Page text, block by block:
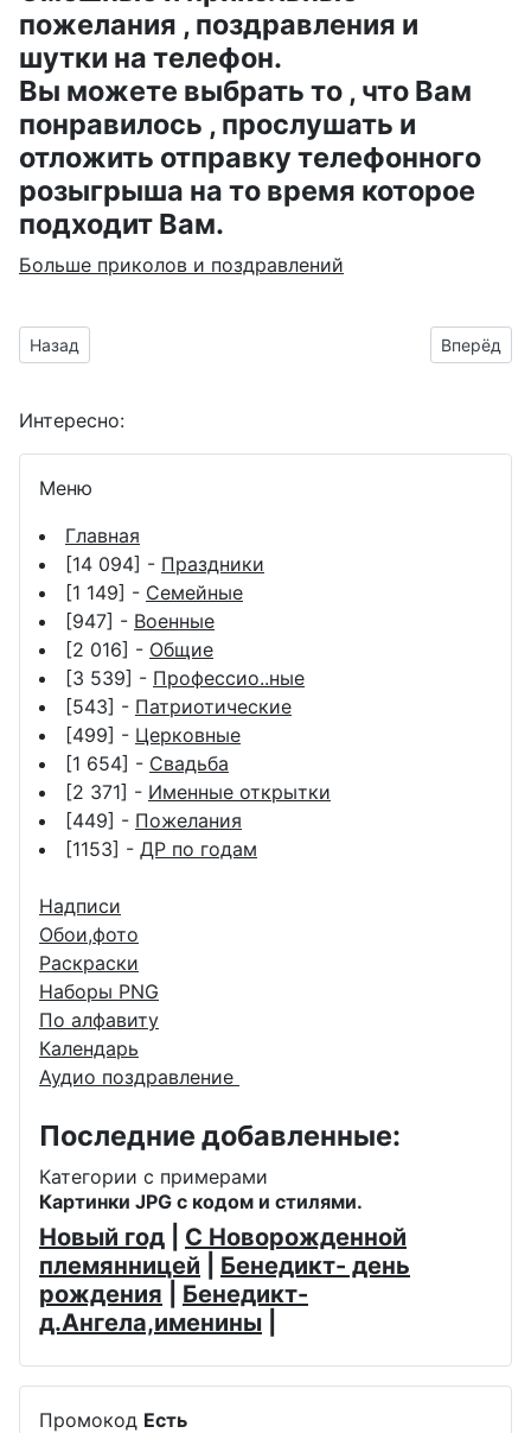
пожелания , поздравления и
шутки на телефон.
Вы можете выбрать то , что Вам
понравилось , прослушать и
отложить отправку телефонного
розыгрыша на то время которое
подходит Вам.
Больше приколов и поздравлений
Предыдущий материал: клипарт ко дню рождения
Назад Вперёд
Интересно:
Меню
Главная
[14 094] - Праздники
[1 149] - Семейные
[947] - Военные
[2 016] - Общие
[3 539] - Профессио..ные
[543] - Патриотические
[499] - Церковные
[1 654] - Свадьба
[2 371] - Именные открытки
[449] - Пожелания
[1153] - ДР по годам
Надписи
Обои,фото
Раскраски
Наборы PNG
По алфавиту
Календарь
Аудио поздравление
Последние добавленные:
Категории с примерами
Картинки JPG с кодом и стилями.
Новый год
С Новорожденной
племянницей
Бенедикт- день
рождения
Бенедикт-
д.Ангела,именины
Промокод Есть